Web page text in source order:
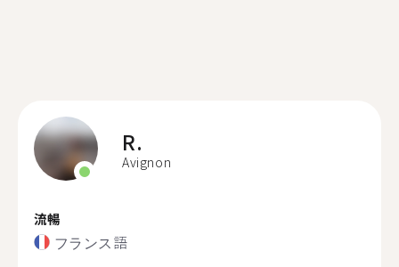
R.
Avignon
流暢
フランス語